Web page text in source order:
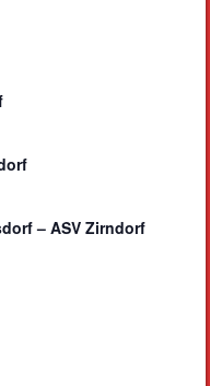
– ASV Zirndorf